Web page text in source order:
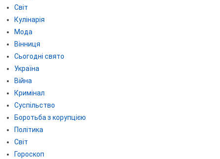
Світ
Кулінарія
Мода
Вінниця
Сьогодні свято
Україна
Війна
Кримінал
Суспільство
Боротьба з корупцією
Політика
Світ
Гороскоп